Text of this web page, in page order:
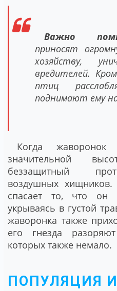
Важно
приносят
хозяйству,
вредителей.
птиц
поднимают ему
Когда
значительной
беззащитный
воздушных
спасает то, что он
укрываясь в густой
жаворонка также
его гнезда
которых также немало.
ПОПУЛЯЦИЯ